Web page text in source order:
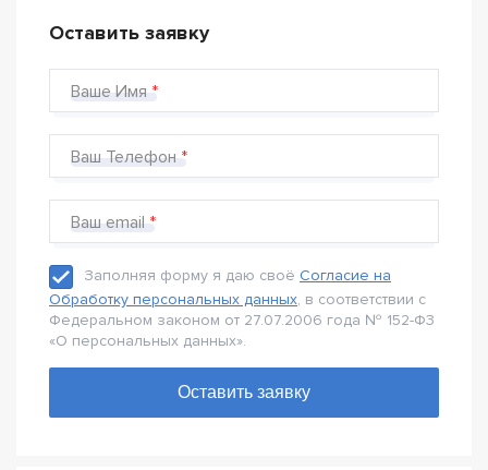
Оставить заявку
Ваше Имя
Ваш Телефон
Ваш email
Заполняя форму я даю своё Согласие на
Обработку персональных данных, в соответствии с
Федеральном законом от 27.07.2006 года № 152-Ф3
«О персональных данных».